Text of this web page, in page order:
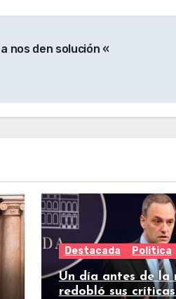
nos den solución «
Destacada Politica
Un día antes de la
redobló sus